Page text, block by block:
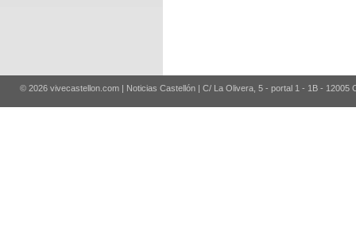
© 2026 vivecastellon.com | Noticias Castellón | C/ La Olivera, 5 - portal 1 - 1B - 12005